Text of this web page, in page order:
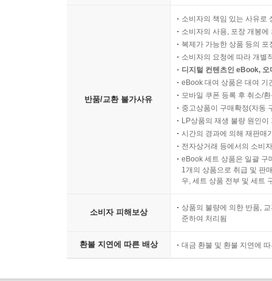
반품/교환 불가사유
소비자의 책임 있는 사유로
소비자의 사용, 포장 개봉
복제가 가능한 상품 등의
소비자의 요청에 따라 개별
디지털 컨텐츠인 eBook,
eBook 대여 상품은 대여 기
모바일 쿠폰 등록 후 취소/
중고상품이 구매확정(자동
LP상품의 재생 불량 원인
시간의 경과에 의해 재판매
전자상거래 등에서의 소비
eBook 세트 상품은 일괄 구
1개의 상품으로 취급 및 판
우, 세트 상품 전부 및 세트
소비자 피해보상
상품의 불량에 의한 반품,
준하여 처리됨
환불 지연에 따른 배상 대금 환불 및 환불 지연에